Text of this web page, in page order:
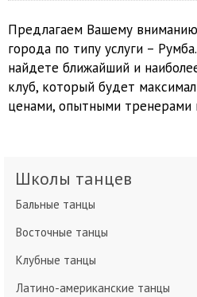
Предлагаем Вашему
города по типу услуги –
найдете ближайший и
клуб, который будет
ценами, опытными тренерами
Школы танцев
Бальные танцы
Восточные танцы
Клубные танцы
Латино-американские танцы